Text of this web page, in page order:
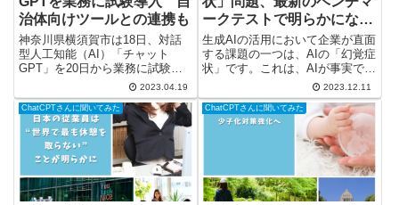
治体向けツールとの連携も
神奈川県横須賀市は18日、対話
型人工知能（AI）「チャット
GPT」を20日から業務に試験導
入すると発表しました。約1カ月
間にわたり、正規職員と非常勤職
員の一部の計約4千人が利用でき
るようにします。横須賀市による
と、チャットGPTを全庁で試験...
2023.04.19
ークテストで明らかになっ
た最も正確なAIモデルと
は？
生成AIの活用において企業が直面
する課題の一つは、AIの「幻覚症
状」です。これは、AIが事実でな
い情報を事実であるかのように提
示する特性を指し、オープンソー
スやクローズドソースを問わず、
すべての生成AIモデルに共通する
問題です。 例えば、2...
2023.12.11
ChatCPTさんに聞いてみた ChatCPTさんに聞いてみた